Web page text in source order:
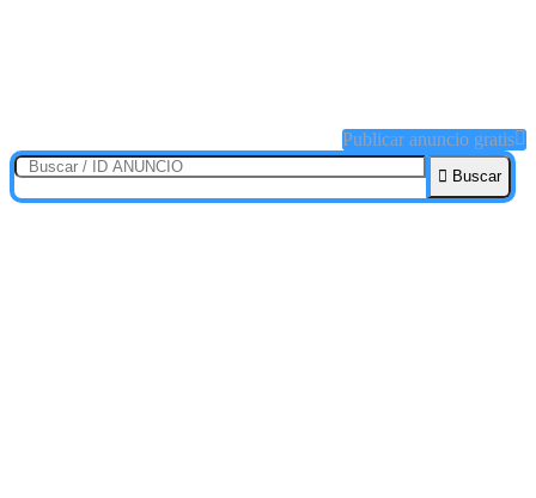
Publicar anuncio gratis
Buscar